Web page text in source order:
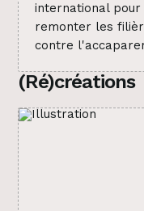
international
remonter les
contre
(Ré)créations